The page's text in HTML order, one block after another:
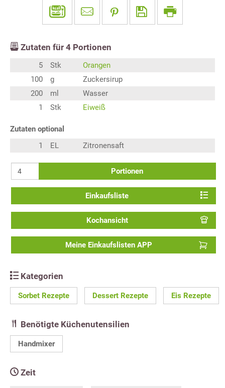
Zutaten für 4 Portionen
5 Stk
Orangen
100
g
Zuckersirup
200
ml
Wasser
1
Stk Eiweiß
Zutaten optional
1
EL Zitronensaft
Portionen
Einkaufsliste
Kochansicht
Meine Einkaufslisten APP
Kategorien
Sorbet Rezepte Dessert Rezepte Eis Rezepte
Benötigte Küchenutensilien
Handmixer
Zeit